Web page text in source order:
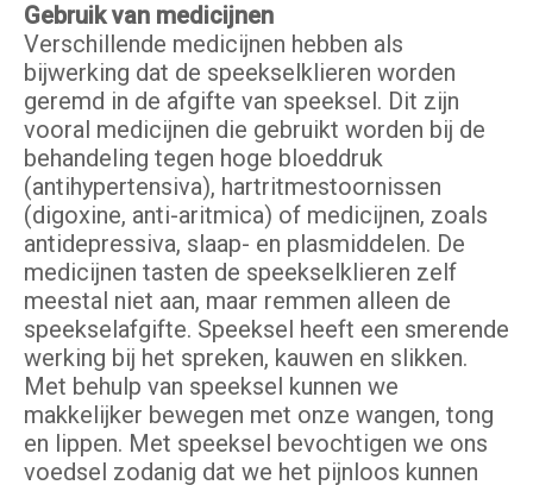
Gebruik van medicijnen
Verschillende medicijnen hebben als
bijwerking dat de speekselklieren worden
geremd in de afgifte van speeksel. Dit zijn
vooral medicijnen die gebruikt worden bij de
behandeling tegen hoge bloeddruk
(antihypertensiva), hartritmestoornissen
(digoxine, anti-aritmica) of medicijnen, zoals
antidepressiva, slaap- en plasmiddelen. De
medicijnen tasten de speekselklieren zelf
meestal niet aan, maar remmen alleen de
speekselafgifte. Speeksel heeft een smerende
werking bij het spreken, kauwen en slikken.
Met behulp van speeksel kunnen we
makkelijker bewegen met onze wangen, tong
en lippen. Met speeksel bevochtigen we ons
voedsel zodanig dat we het pijnloos kunnen